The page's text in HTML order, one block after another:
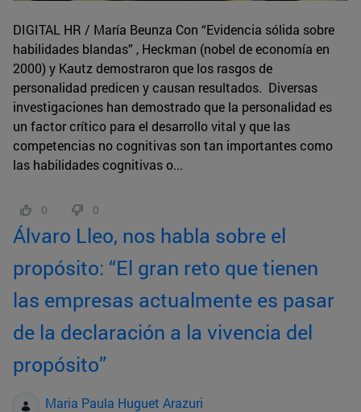
DIGITAL HR / María Beunza Con “Evidencia sólida sobre
habilidades blandas” , Heckman (nobel de economía en
2000) y Kautz demostraron que los rasgos de
personalidad predicen y causan resultados. Diversas
investigaciones han demostrado que la personalidad es
un factor crítico para el desarrollo vital y que las
competencias no cognitivas son tan importantes como
las habilidades cognitivas o...
0 0
Álvaro Lleo, nos habla sobre el
propósito: “El gran reto que tienen
las empresas actualmente es pasar
de la declaración a la vivencia del
propósito”
Maria Paula Huguet Arazuri